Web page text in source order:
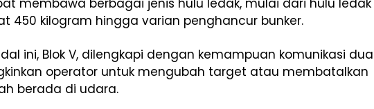
membawa berbagai jenis hulu ledak, mulai dari hulu ledak
450 kilogram hingga varian penghancur bunker.
ini, Blok V, dilengkapi dengan kemampuan komunikasi dua
operator untuk mengubah target atau membatalkan
berada di udara.